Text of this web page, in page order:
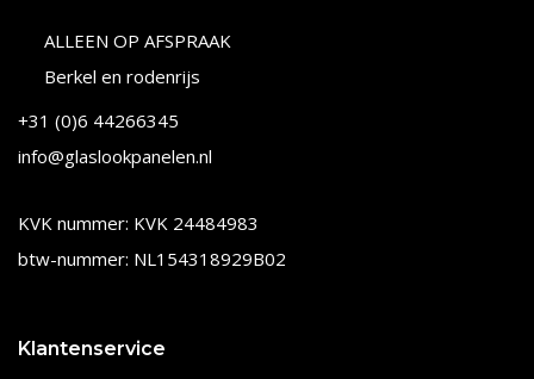
ALLEEN OP AFSPRAAK
Berkel en rodenrijs
+31 (0)6 44266345
info@glaslookpanelen.nl
KVK nummer: KVK 24484983
btw-nummer: NL154318929B02
Klantenservice